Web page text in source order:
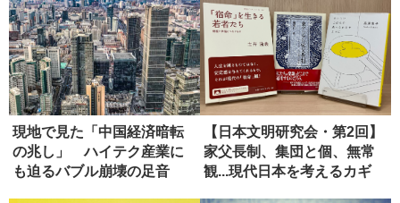
現地で見た「中国経済暗転
の兆し」 ハイテク産業に
も迫るバブル崩壊の足音
【日本文明研究会・第2回】
家父長制、集団と個、無常
観...現代日本を考えるカギ